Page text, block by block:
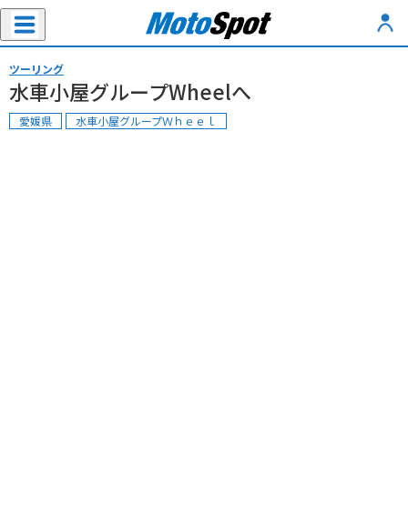
ツーリング
水車小屋グループWheelへ
愛媛県 水車小屋グループＷｈｅｅｌ